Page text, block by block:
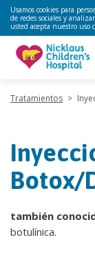
Usamos cookies para
de redes sociales y
usted acepta nuestro uso
Tratamientos >
Botox/
también
botulínica.